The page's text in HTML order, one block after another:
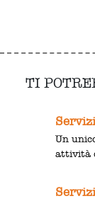
TI
Un
attività